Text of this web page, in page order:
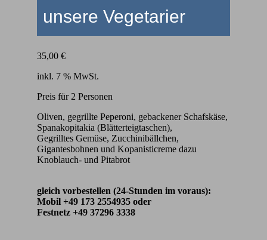
unsere Vegetarier
35,00 €
inkl. 7 % MwSt.
Preis für 2 Personen
Oliven, gegrillte Peperoni, gebackener Schafskäse,
Spanakopitakia (Blätterteigtaschen),
Gegrilltes Gemüse, Zucchinibällchen,
Gigantesbohnen und Kopanisticreme dazu
Knoblauch- und Pitabrot
gleich vorbestellen (24-Stunden im voraus):
Mobil +49 173 2554935 oder
Festnetz +49 37296 3338